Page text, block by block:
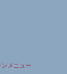
メニュー